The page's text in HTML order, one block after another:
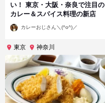
い！ 東京・大阪・奈良で注目の
カレー＆スパイス料理の新店
投
稿
カレーおじさん＼(^o^)／
東京 神奈川